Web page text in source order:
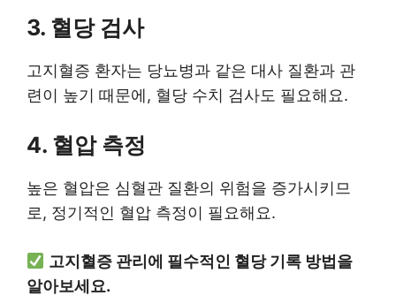
3. 혈당 검사
고지혈증 환자는 당뇨병과 같은 대사 질환과 관
련이 높기 때문에, 혈당 수치 검사도 필요해요.
4. 혈압 측정
높은 혈압은 심혈관 질환의 위험을 증가시키므
로, 정기적인 혈압 측정이 필요해요.
고지혈증 관리에 필수적인 혈당 기록 방법을
알아보세요.